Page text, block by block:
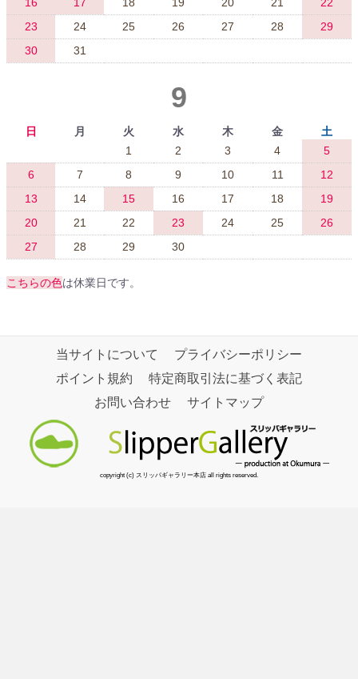
23
24 25 26 27 28
29
30
31
9
日 月 火 水 木 金
土
1
2 3 4
5
6
7 8 9 10 11
12
13
14 15 16 17 18
19
20
21 22 23 24 25
26
27
28 29 30
こちらの色は休業日です。
当サイトについて
プライバシーポリシー
ポイント規約
特定商取引法に基づく表記
お問い合わせ
サイトマップ
copyright (c) スリッパギャラリー本店 all rights reserved.